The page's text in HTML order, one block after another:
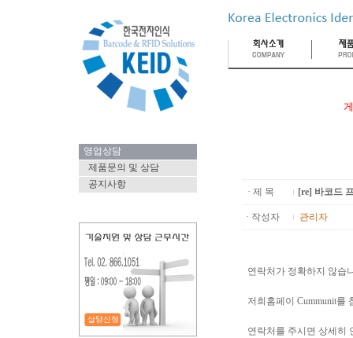
영업상담
제품문의 및 상담
공지사항
· 제 목 [re] 바코드
· 작성자 관리자
연락처가 정확하지 않습
저희홈페이 Cummunit를
연락처를 주시면 상세히